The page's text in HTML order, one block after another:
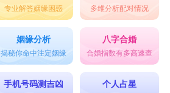
专业解答姻缘困惑 多维分析配对情况
姻缘分析
揭秘你命中注定姻缘
八字合婚
合婚指数有多高速查
手机号码测吉凶 个人占星